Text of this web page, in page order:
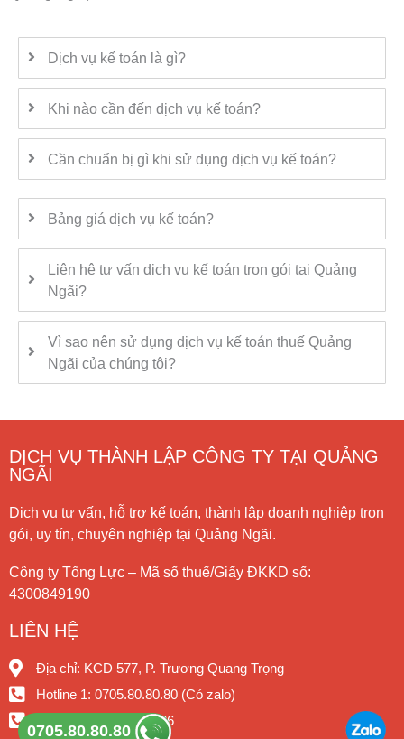
Dịch vụ kế toán là gì?
Khi nào cần đến dịch vụ kế toán?
Cần chuẩn bị gì khi sử dụng dịch vụ kế toán?
Bảng giá dịch vụ kế toán?
Liên hệ tư vấn dịch vụ kế toán trọn gói tại Quảng
Ngãi?
Vì sao nên sử dụng dịch vụ kế toán thuế Quảng
Ngãi của chúng tôi?
DỊCH VỤ THÀNH LẬP CÔNG TY TẠI QUẢNG
NGÃI
Dịch vụ tư vấn, hỗ trợ kế toán, thành lập doanh nghiệp trọn
gói, uy tín, chuyên nghiệp tại Quảng Ngãi.
Công ty Tổng Lực – Mã số thuế/Giấy ĐKKD số:
4300849190
LIÊN HỆ
Địa chỉ: KCD 577, P. Trương Quang Trọng
Hotline 1: 0705.80.80.80 (Có zalo)
Hotline 2: 0838.386.486
0705.80.80.80